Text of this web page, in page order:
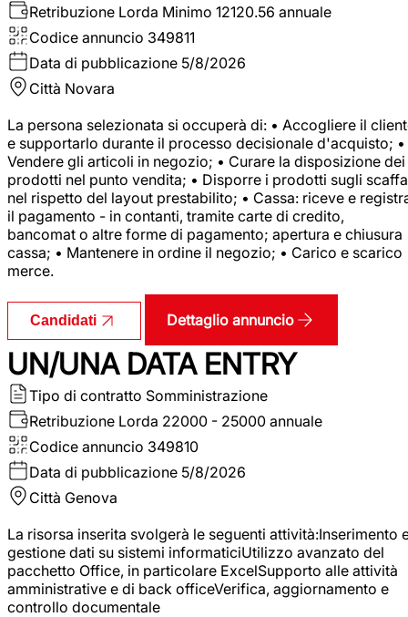
Retribuzione Lorda Minimo 12120.56 annuale
Codice annuncio 349811
Data di pubblicazione 5/8/2026
Città Novara
La persona selezionata si occuperà di: • Accogliere il
e supportarlo durante il processo decisionale d'acquisto; •
Vendere gli articoli in negozio; • Curare la disposizione dei
prodotti nel punto vendita; • Disporre i prodotti sugli
nel rispetto del layout prestabilito; • Cassa: riceve e
il pagamento - in contanti, tramite carte di credito,
bancomat o altre forme di pagamento; apertura e chiusura
cassa; • Mantenere in ordine il negozio; • Carico e scarico
merce.
Candidati Dettaglio annuncio
UN/UNA DATA ENTRY
Tipo di contratto Somministrazione
Retribuzione Lorda 22000 - 25000 annuale
Codice annuncio 349810
Data di pubblicazione 5/8/2026
Città Genova
La risorsa inserita svolgerà le seguenti attività:Inserimento
gestione dati su sistemi informaticiUtilizzo avanzato del
pacchetto Office, in particolare ExcelSupporto alle attività
amministrative e di back officeVerifica, aggiornamento e
controllo documentale